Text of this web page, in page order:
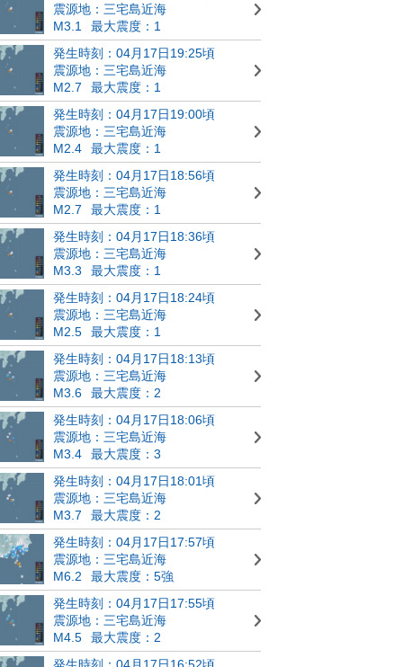
震源地：三宅島近海
M3.1
最大震度：1
発生時刻：04月17日19:25頃
震源地：三宅島近海
M2.7
最大震度：1
発生時刻：04月17日19:00頃
震源地：三宅島近海
M2.4
最大震度：1
発生時刻：04月17日18:56頃
震源地：三宅島近海
M2.7
最大震度：1
発生時刻：04月17日18:36頃
震源地：三宅島近海
M3.3
最大震度：1
発生時刻：04月17日18:24頃
震源地：三宅島近海
M2.5
最大震度：1
発生時刻：04月17日18:13頃
震源地：三宅島近海
M3.6
最大震度：2
発生時刻：04月17日18:06頃
震源地：三宅島近海
M3.4
最大震度：3
発生時刻：04月17日18:01頃
震源地：三宅島近海
M3.7
最大震度：2
発生時刻：04月17日17:57頃
震源地：三宅島近海
M6.2
最大震度：5強
発生時刻：04月17日17:55頃
震源地：三宅島近海
M4.5
最大震度：2
発生時刻：04月17日16:52頃